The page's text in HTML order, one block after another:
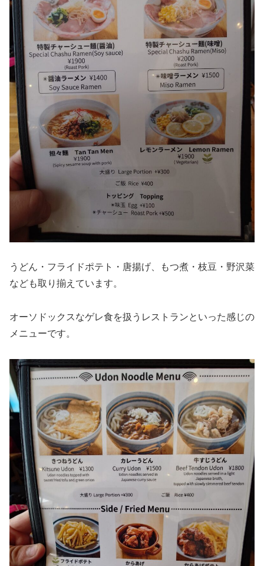
うどん・フライドポテト・唐揚げ、もつ煮・枝豆・野沢菜
なども取り揃えています。
オーソドックスなゲレ食を扱うレストランといった感じの
メニューです。